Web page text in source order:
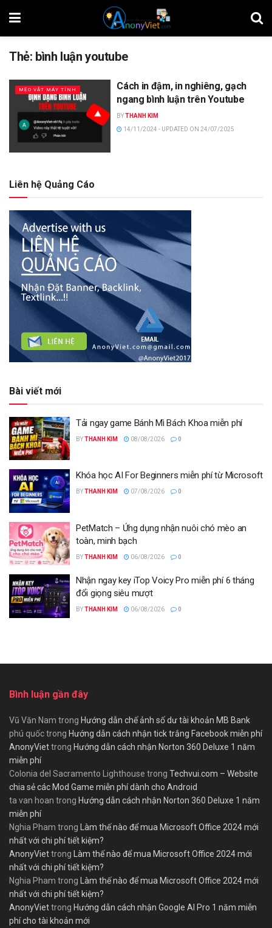
Thẻ: bình luận youtube
MẸO VẶT MÁY TÍNH
Cách in đậm, in nghiêng, gạch
ngang bình luận trên Youtube
BYTHANH KIM
14/11/2024 - UPDATED ON 24/07/2025
Liên hệ Quảng Cáo
Bài viết mới
Tải ngay game Bánh Mì Bách Khoa miễn phí
BYTHANH KIM 08/08/2026 0
Khóa học AI For Beginners miễn phí từ Microsoft
BYTHANH KIM 07/08/2026 0
PetMatch – Ứng dụng nhận nuôi chó mèo an
toàn, minh bạch
BYTHANH KIM 06/08/2026 0
Nhận ngay key iTop Voicy Pro miễn phí 6 tháng
đổi giọng siêu mượt
BYTHANH KIM 06/08/2026 0
Bình luận gần đây
Vũ Văn Nam trong Hướng dẫn chế ảnh số dư tài khoản MB Bank
phú quốctrong Hướng dẫn cách nhận tick trắng Facebook miễn phí
AnonyViettrong Hướng dẫn cách nhận Norton 360 Deluxe 1 năm
miễn phí
Colonia del Sacramento Lighthouse trong Techvui.com – Website
chia sẻ các Mod Game miễn phí dành cho Android
ta van hoan trong Hướng dẫn cách nhận Norton 360 Deluxe 1 năm
miễn phí
Nghia Pham trong Làm thế nào để mua Microsoft Office 2024 mới
nhất với chi phí tiết kiệm?
AnonyViettrong Làm thế nào để mua Microsoft Office 2024 mới
nhất với chi phí tiết kiệm?
Nghia Pham trong Làm thế nào để mua Microsoft Office 2024 mới
nhất với chi phí tiết kiệm?
AnonyViettrong Hướng dẫn cách nhận Google AI Pro 1 năm miễn
phí cho tài khoản mới